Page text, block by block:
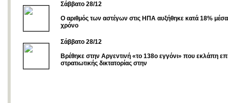
Σάββατο 28/12
Ο αριθμός των αστέγων στις ΗΠΑ αυξήθηκε κατά 18% μέσα
χρόνο
Σάββατο 28/12
Βρέθηκε στην Αργεντινή «το 138ο εγγόνι» που εκλάπη
στρατιωτικής δικτατορίας στην